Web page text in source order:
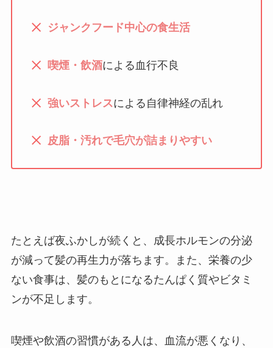
ジャンクフード中心の食生活
喫煙・飲酒による血行不良
強いストレスによる自律神経の乱れ
皮脂・汚れで毛穴が詰まりやすい
たとえば夜ふかしが続くと、成長ホルモンの分泌
が減って髪の再生力が落ちます。また、栄養の少
ない食事は、髪のもとになるたんぱく質やビタミ
ンが不足します。
喫煙や飲酒の習慣がある人は、血流が悪くなり、